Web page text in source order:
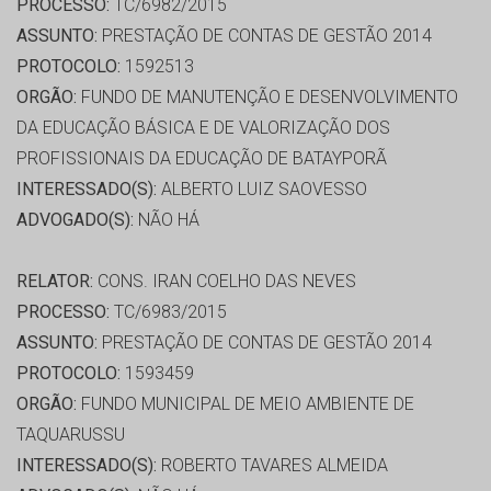
PROCESSO: TC/6982/2015
ASSUNTO: PRESTAÇÃO DE CONTAS DE GESTÃO 2014
PROTOCOLO: 1592513
ORGÃO: FUNDO DE MANUTENÇÃO E DESENVOLVIMENTO
DA EDUCAÇÃO BÁSICA E DE VALORIZAÇÃO DOS
PROFISSIONAIS DA EDUCAÇÃO DE BATAYPORÃ
INTERESSADO(S): ALBERTO LUIZ SAOVESSO
ADVOGADO(S): NÃO HÁ
RELATOR: CONS. IRAN COELHO DAS NEVES
PROCESSO: TC/6983/2015
ASSUNTO: PRESTAÇÃO DE CONTAS DE GESTÃO 2014
PROTOCOLO: 1593459
ORGÃO: FUNDO MUNICIPAL DE MEIO AMBIENTE DE
TAQUARUSSU
INTERESSADO(S): ROBERTO TAVARES ALMEIDA